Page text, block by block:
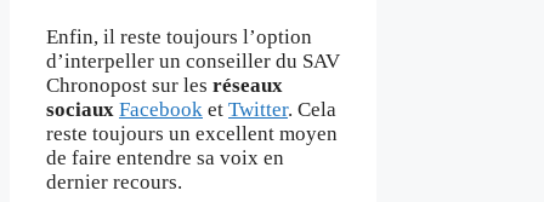
Enfin, il reste toujours l’option
d’interpeller un conseiller du SAV
Chronopost sur les réseaux
sociaux Facebook et Twitter. Cela
reste toujours un excellent moyen
de faire entendre sa voix en
dernier recours.